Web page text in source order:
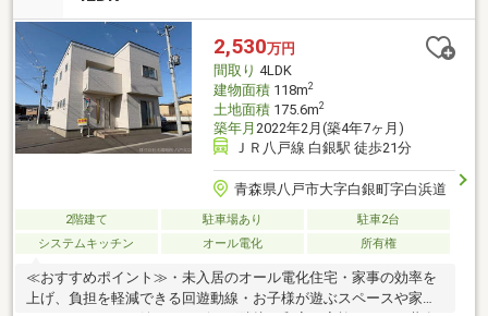
2,530万円
間取り 4LDK
建物面積118m2
土地面積175.6m2
築年月 2022年2月(築4年7ヶ月)
ＪＲ八戸線 白銀駅 徒歩21分
青森県八戸市大字白銀町字白浜道
2階建て 駐車場あり
駐車2台
システムキッチン
オール電化 所有権
≪おすすめポイント≫・未入居のオール電化住宅・家事の効率を
上げ、負担を軽減できる回遊動線・お子様が遊ぶスペースや家事